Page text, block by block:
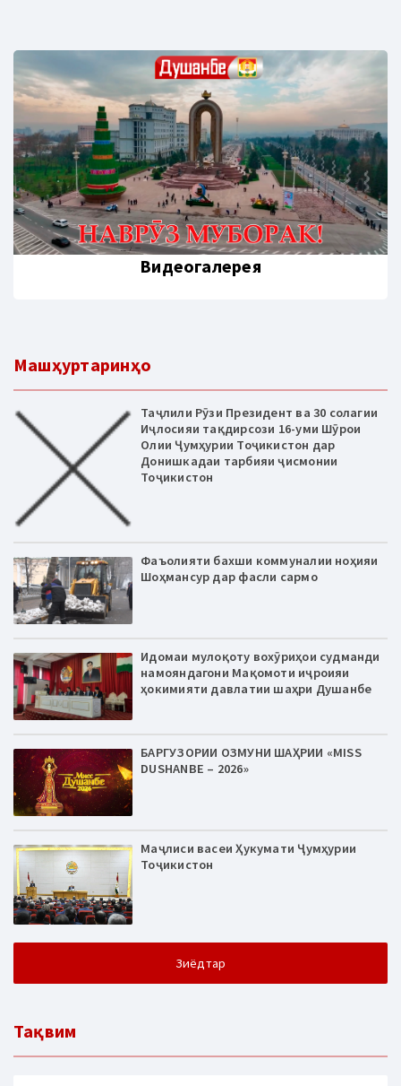
Видеогалерея
Машҳуртаринҳо
Таҷлили Рӯзи Президент ва 30 солагии
Иҷлосияи тақдирсози 16-уми Шӯрои
Олии Ҷумҳурии Тоҷикистон дар
Донишкадаи тарбияи ҷисмонии
Тоҷикистон
Фаъолияти бахши коммуналии ноҳияи
Шоҳмансур дар фасли сармо
Идомаи мулоқоту вохӯриҳои судманди
намояндагони Мақомоти иҷроияи
ҳокимияти давлатии шаҳри Душанбе
БАРГУЗОРИИ ОЗМУНИ ШАҲРИИ «MISS
DUSHANBE – 2026»
Маҷлиси васеи Ҳукумати Ҷумҳурии
Тоҷикистон
Зиёдтар
Тақвим